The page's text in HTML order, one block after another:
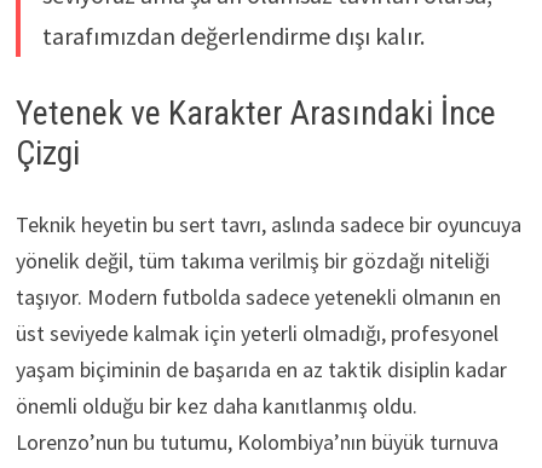
tarafımızdan değerlendirme dışı kalır.
Yetenek ve Karakter Arasındaki İnce
Çizgi
Teknik heyetin bu sert tavrı, aslında sadece bir oyuncuya
yönelik değil, tüm takıma verilmiş bir gözdağı niteliği
taşıyor. Modern futbolda sadece yetenekli olmanın en
üst seviyede kalmak için yeterli olmadığı, profesyonel
yaşam biçiminin de başarıda en az taktik disiplin kadar
önemli olduğu bir kez daha kanıtlanmış oldu.
Lorenzo’nun bu tutumu, Kolombiya’nın büyük turnuva